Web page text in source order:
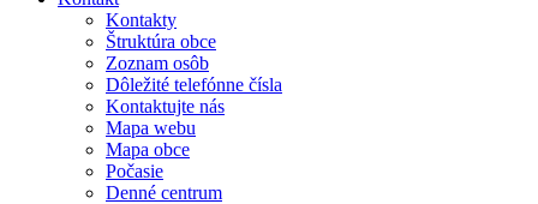
Kontakty
Štruktúra obce
Zoznam osôb
Dôležité telefónne čísla
Kontaktujte nás
Mapa webu
Mapa obce
Počasie
Denné centrum